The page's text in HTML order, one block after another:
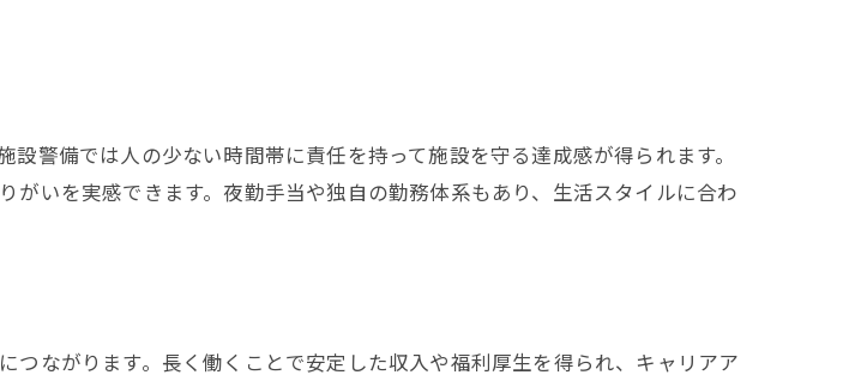
から安定職を見つけるコツ
安定を実現する工夫と対策
員の求人が多い背景を解説
警備では人の少ない時間帯に責任を持って施設を守る達成感が得られます。
いを実感できます。夜勤手当や独自の勤務体系もあり、生活スタイルに合わ
ながります。長く働くことで安定した収入や福利厚生を得られ、キャリアア